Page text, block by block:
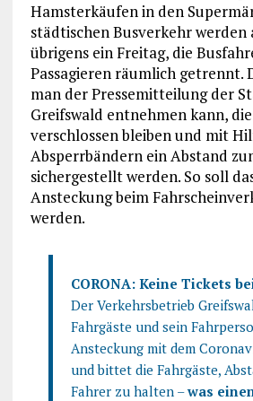
Hamsterkäufen in den
städtischen Busverkehr werden
übrigens ein Freitag, die
Passagieren räumlich getrennt.
man der Pressemitteilung der
Greifswald entnehmen kann,
verschlossen bleiben und mit
Absperrbändern ein Abstand
sichergestellt werden. So soll
Ansteckung beim
werden.
CORONA: Keine Tickets
Der Verkehrsbetrieb
Fahrgäste und sein
Ansteckung mit dem
und bittet die Fahrgäste,
Fahrer zu halten –was